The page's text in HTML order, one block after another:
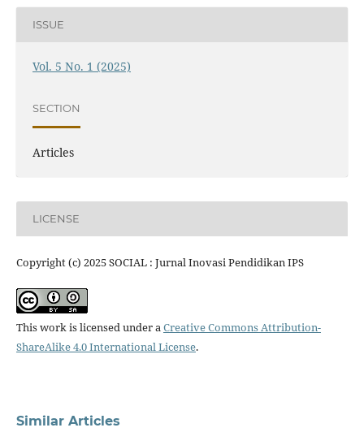
ISSUE
Vol. 5 No. 1 (2025)
SECTION
Articles
LICENSE
Copyright (c) 2025 SOCIAL : Jurnal Inovasi Pendidikan IPS
This work is licensed under aCreative Commons Attribution-
ShareAlike 4.0 International License.
Similar Articles